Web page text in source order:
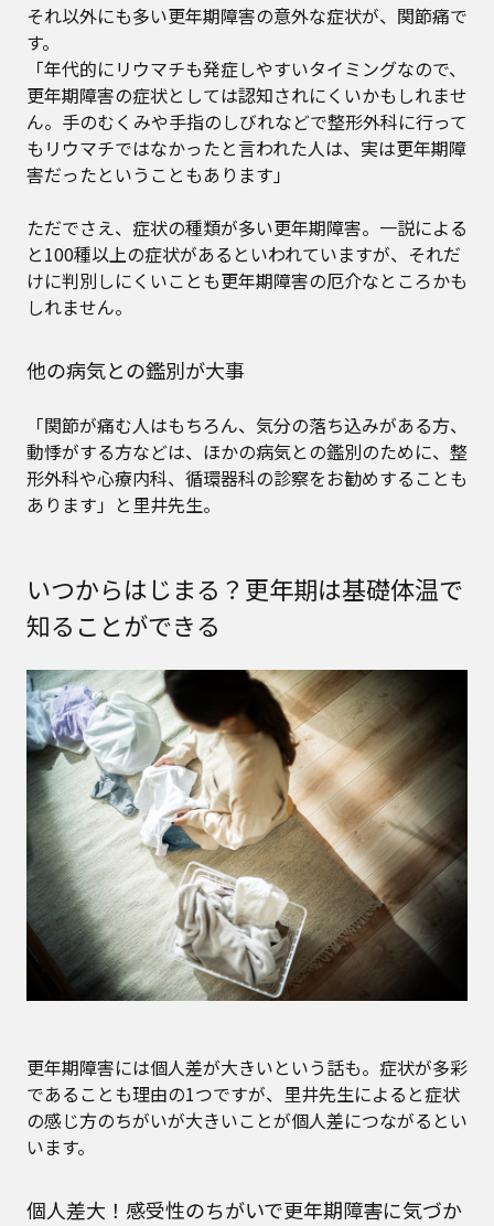
それ以外にも多い更年期障害の意外な症状が、関節痛で
す。
「年代的にリウマチも発症しやすいタイミングなので、
更年期障害の症状としては認知されにくいかもしれませ
ん。手のむくみや手指のしびれなどで整形外科に行って
もリウマチではなかったと言われた人は、実は更年期障
害だったということもあります」
ただでさえ、症状の種類が多い更年期障害。一説による
と100種以上の症状があるといわれていますが、それだ
けに判別しにくいことも更年期障害の厄介なところかも
しれません。
他の病気との鑑別が大事
「関節が痛む人はもちろん、気分の落ち込みがある方、
動悸がする方などは、ほかの病気との鑑別のために、整
形外科や心療内科、循環器科の診察をお勧めすることも
あります」と里井先生。
いつからはじまる？更年期は基礎体温で
知ることができる
更年期障害には個人差が大きいという話も。症状が多彩
であることも理由の1つですが、里井先生によると症状
の感じ方のちがいが大きいことが個人差につながるとい
います。
個人差大！感受性のちがいで更年期障害に気づか